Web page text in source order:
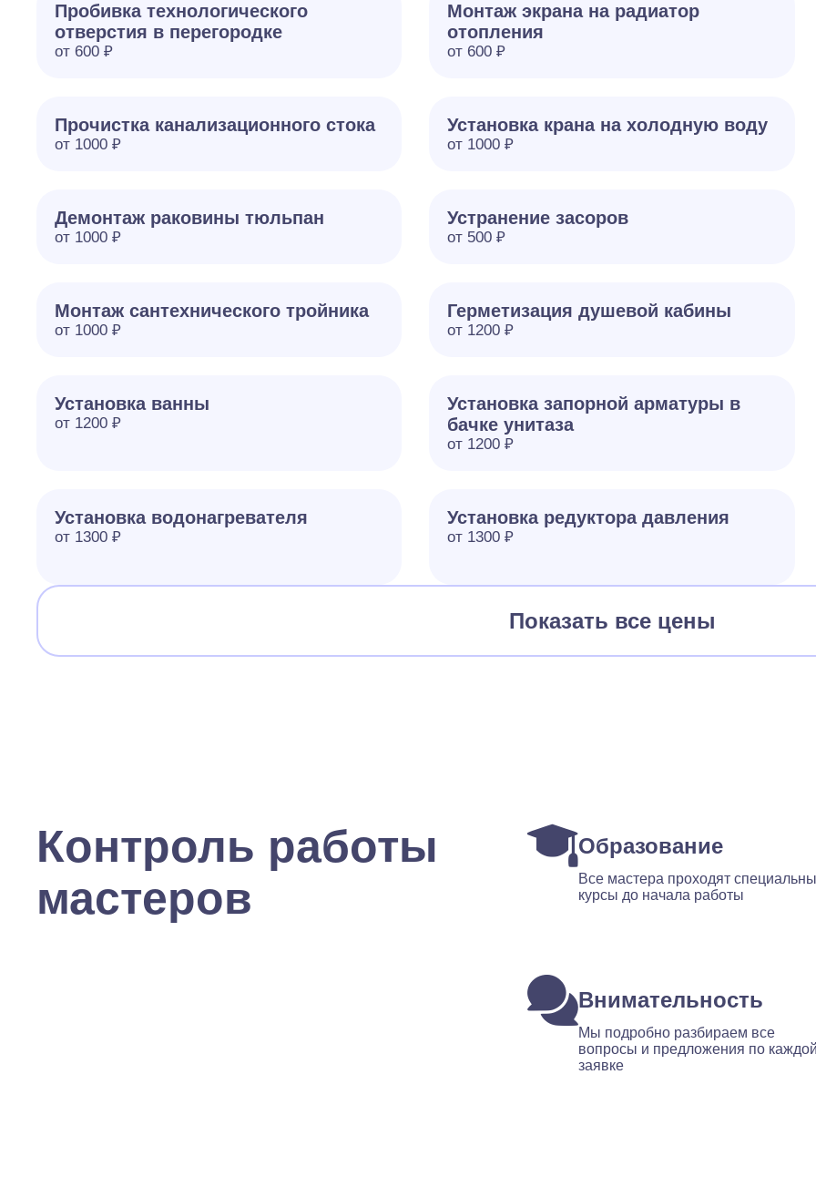
Пробивка технологического
отверстия в перегородке
от 600 ₽
Монтаж экрана на радиатор
отопления
от 600 ₽
Прочистка канализационного стока
от 1000 ₽
Установка крана на холодную воду
от 1000 ₽
Демонтаж раковины тюльпан
от 1000 ₽
Устранение засоров
от 500 ₽
Монтаж сантехнического тройника
от 1000 ₽
Герметизация душевой кабины
от 1200 ₽
Установка ванны
от 1200 ₽
Установка запорной арматуры в
бачке унитаза
от 1200 ₽
Установка водонагревателя
от 1300 ₽
Установка редуктора давления
от 1300 ₽
Показать все цены
Контроль работы
мастеров
Образование
Все мастера проходят
курсы до начала работы
Внимательность
Мы подробно разбираем все
вопросы и предложения по
заявке